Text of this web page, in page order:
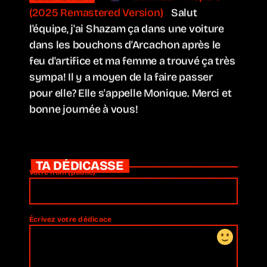
l'équipe, j'ai Shazam ça dans une voiture
dans les bouchons d'Arcachon après le
feu d'artifice et ma femme a trouvé ça très
sympa! Il y a moyen de la faire passer
pour elle? Elle s'appelle Monique. Merci et
bonne journée à vous!
morceau à la personne que j'aime. Elle se
reconnaîtra.
JO IS ONLINE
A huge thank you to everyone for
TA DÉDICASSE
Votre nom (public)*
Écrivez votre dédicace